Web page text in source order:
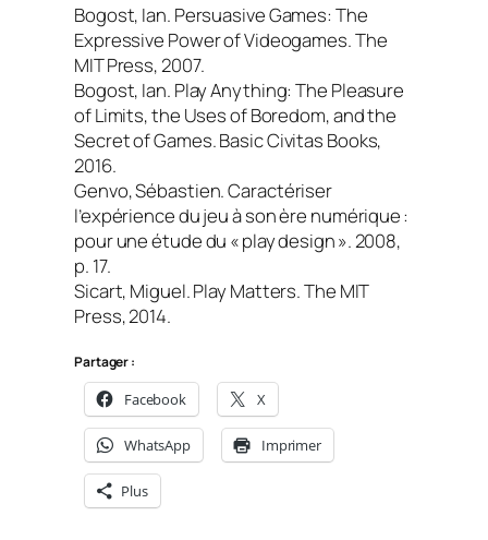
Bogost, Ian. Persuasive Games: The
Expressive Power of Videogames. The
MIT Press, 2007.
Bogost, Ian. Play Anything: The Pleasure
of Limits, the Uses of Boredom, and the
Secret of Games. Basic Civitas Books,
2016.
Genvo, Sébastien.Caractériser
l’expérience du jeu à son ère numérique :
pour une étude du « play design ». 2008,
p. 17.
Sicart, Miguel.Play Matters. The MIT
Press, 2014.
Partager :
Facebook X
WhatsApp Imprimer
Plus